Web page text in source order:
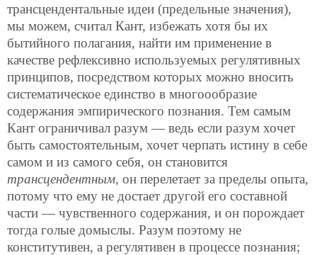
трансцендентальные идеи (предельные значения),
мы можем, считал Кант, избежать хотя бы их
бытийного полагания, найти им применение в
качестве рефлексивно используемых регулятивных
принципов, посредством которых можно вносить
систематическое единство в многоообразие
содержания эмпирического познания. Тем самым
Кант ограничивал разум — ведь если разум хочет
быть самостоятельным, хочет черпать истину в себе
самом и из самого себя, он становится
трансцендентным, он перелетает за пределы опыта,
потому что ему не достает другой его составной
части — чувственного содержания, и он порождает
тогда голые домыслы. Разум поэтому не
конститутивен, а регулятивен в процессе познания;